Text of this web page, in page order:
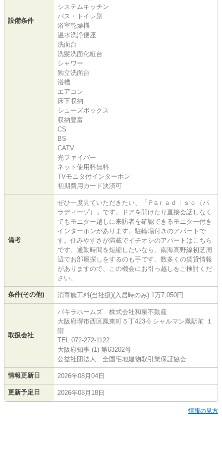
設備条件
システムキッチン
バス・トイレ別
浴室乾燥機
温水洗浄便座
洗面台
洗髪洗面化粧台
シャワー
独立洗面台
浴槽
エアコン
床下収納
シューズボックス
収納豊富
CS
BS
CATV
光ファイバー
ネット使用料無料
TVモニタ付インターホン
初期費用カード決済可
備考
ぜひ一度見ていただきたい、「Ｐaｒａｄｉｓｏ（パ
ラディーゾ）」です。ドアを開けたり直接会話しなく
てもモニター越しに来訪者を確認できるモニター付き
インターホンがあります。駐輪場付きのアパートで
す。住みやすさが満載でイチオシのアパートはこちら
です。通勤時間を短縮したいなら、南海高野線初芝周
辺でお部屋探しをするのも手です。数多くの賃貸情報
がありますので、この機会にお引っ越しをご検討くだ
さい。
条件(その他) 消毒施工料(当社扱)(入居時のみ):1万7,050円
取扱会社
パキラホームズ 株式会社和泉不動産
大阪府堺市西区鳳東町５丁423-6 シャルマン鳳駅前 １
階
TEL:072-272-1122
大阪府知事 (1) 第63202号
公益社団法人 全国宅地建物取引業保証協会
情報更新日 2026年08月04日
更新予定日 2026年08月18日
情報の見方